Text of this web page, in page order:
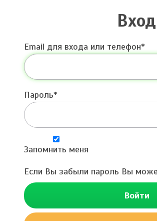
Вход
Email для входа или телефон
Пароль
Запомнить меня
Если Вы забыли пароль Вы
Войти